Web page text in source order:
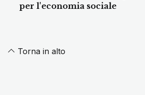
per l'economia sociale
Torna in alto